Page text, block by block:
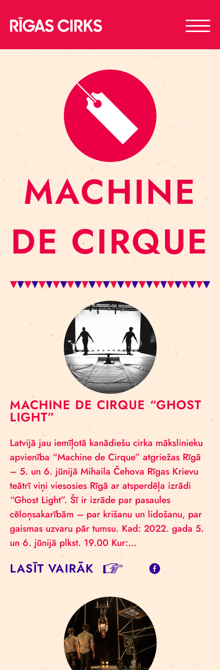
MACHINE
DE CIRQUE
MACHINE DE CIRQUE “GHOST
LIGHT”
Latvijā jau iemīļotā kanādiešu cirka mākslinieku
apvienība “Machine de Cirque” atgriežas Rīgā
– 5. un 6. jūnijā Mihaila Čehova Rīgas Krievu
teātrī viņi viesosies Rīgā ar atsperdēļa izrādi
“Ghost Light”. Šī ir izrāde par pasaules
cēloņsakarībām – par krišanu un lidošanu, par
gaismas uzvaru pār tumsu. Kad: 2022. gada 5.
un 6. jūnijā plkst. 19.00 Kur:…
LASĪT VAIRĀK